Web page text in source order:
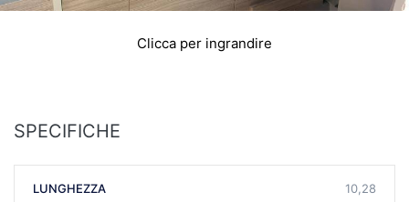
Clicca per ingrandire
SPECIFICHE
LUNGHEZZA 10,28